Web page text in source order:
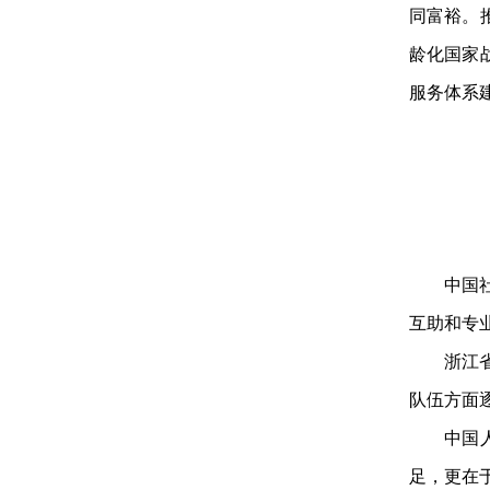
同富裕。
龄化国家
服务体系
中国
互助和专
浙江
队伍方面
中国
足，更在